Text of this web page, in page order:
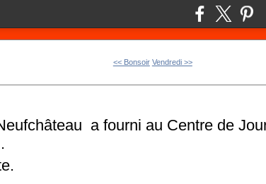
<< Bonsoir Vendredi >>
a fourni au Centre de